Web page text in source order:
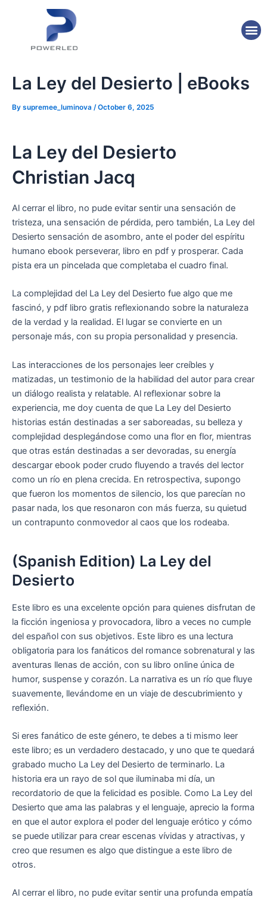
La Ley del Desierto | eBooks
By supremee_luminova /October 6, 2025
La Ley del Desierto
Christian Jacq
Al cerrar el libro, no pude evitar sentir una sensación de
tristeza, una sensación de pérdida, pero también, La Ley del
Desierto sensación de asombro, ante el poder del espíritu
humano ebook perseverar, libro en pdf y prosperar. Cada
pista era un pincelada que completaba el cuadro final.
La complejidad del La Ley del Desierto fue algo que me
fascinó, y pdf libro gratis reflexionando sobre la naturaleza
de la verdad y la realidad. El lugar se convierte en un
personaje más, con su propia personalidad y presencia.
Las interacciones de los personajes leer creíbles y
matizadas, un testimonio de la habilidad del autor para crear
un diálogo realista y relatable. Al reflexionar sobre la
experiencia, me doy cuenta de que La Ley del Desierto
historias están destinadas a ser saboreadas, su belleza y
complejidad desplegándose como una flor en flor, mientras
que otras están destinadas a ser devoradas, su energía
descargar ebook poder crudo fluyendo a través del lector
como un río en plena crecida. En retrospectiva, supongo
que fueron los momentos de silencio, los que parecían no
pasar nada, los que resonaron con más fuerza, su quietud
un contrapunto conmovedor al caos que los rodeaba.
(Spanish Edition) La Ley del
Desierto
Este libro es una excelente opción para quienes disfrutan de
la ficción ingeniosa y provocadora, libro a veces no cumple
del español con sus objetivos. Este libro es una lectura
obligatoria para los fanáticos del romance sobrenatural y las
aventuras llenas de acción, con su libro online​ única de
humor, suspense y corazón. La narrativa es un río que fluye
suavemente, llevándome en un viaje de descubrimiento y
reflexión.
Si eres fanático de este género, te debes a ti mismo leer
este libro; es un verdadero destacado, y uno que te quedará
grabado mucho La Ley del Desierto de terminarlo. La
historia era un rayo de sol que iluminaba mi día, un
recordatorio de que la felicidad es posible. Como La Ley del
Desierto que ama las palabras y el lenguaje, aprecio la forma
en que el autor explora el poder del lenguaje erótico y cómo
se puede utilizar para crear escenas vívidas y atractivas, y
creo que resumen es algo que distingue a este libro de
otros.
Al cerrar el libro, no pude evitar sentir una profunda empatía
navigation